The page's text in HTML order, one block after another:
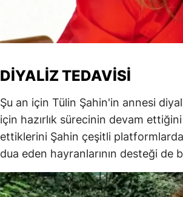
Bayburt
Şırnak
Bartın
Iğdır
DIYALIZ TEDAVISI
Şu an için Tülin Şahin'in annesi
için hazırlık sürecinin devam
ettiklerini Şahin çeşitli
dua eden hayranlarının desteği de